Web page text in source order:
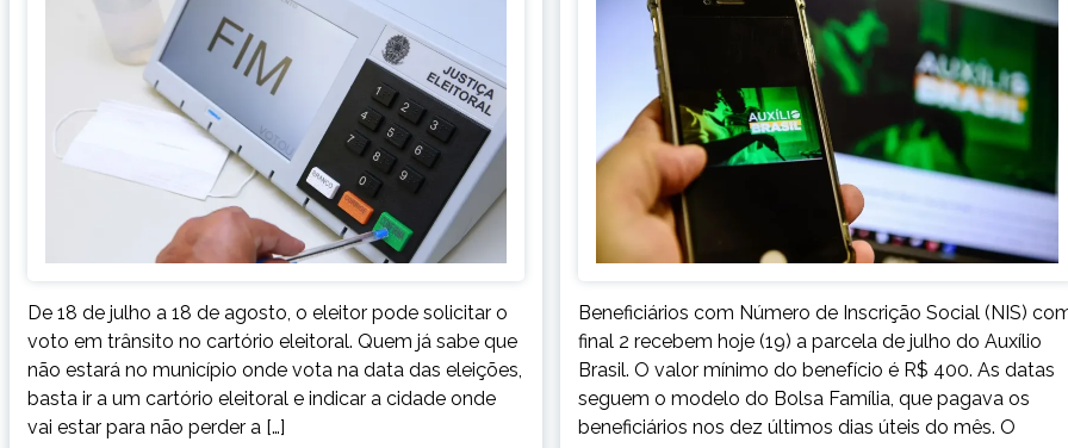
De 18 de julho a 18 de agosto, o eleitor pode solicitar o
voto em trânsito no cartório eleitoral. Quem já sabe que
não estará no município onde vota na data das eleições,
basta ir a um cartório eleitoral e indicar a cidade onde
vai estar para não perder a […]
Beneficiários com Número de Inscrição Social (NIS)
final 2 recebem hoje (19) a parcela de julho do Auxílio
Brasil. O valor mínimo do benefício é R$ 400. As datas
seguem o modelo do Bolsa Família, que pagava os
beneficiários nos dez últimos dias úteis do mês. O